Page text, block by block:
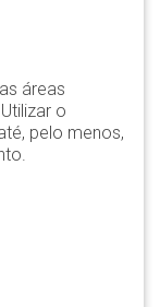
áreas
o
pelo menos,